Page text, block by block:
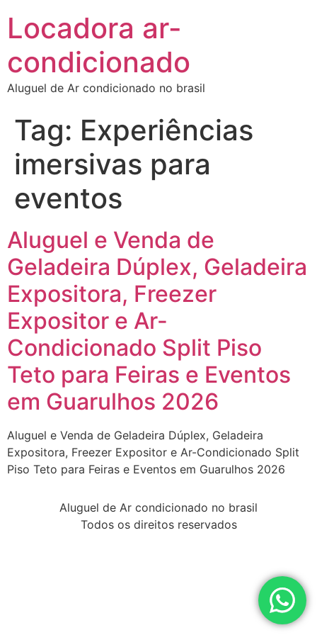
Locadora ar-
condicionado
Aluguel de Ar condicionado no brasil
Tag: Experiências
imersivas para
eventos
Aluguel e Venda de
Geladeira Dúplex, Geladeira
Expositora, Freezer
Expositor e Ar-
Condicionado Split Piso
Teto para Feiras e Eventos
em Guarulhos 2026
Aluguel e Venda de Geladeira Dúplex, Geladeira
Expositora, Freezer Expositor e Ar-Condicionado Split
Piso Teto para Feiras e Eventos em Guarulhos 2026
Aluguel de Ar condicionado no brasil
Todos os direitos reservados